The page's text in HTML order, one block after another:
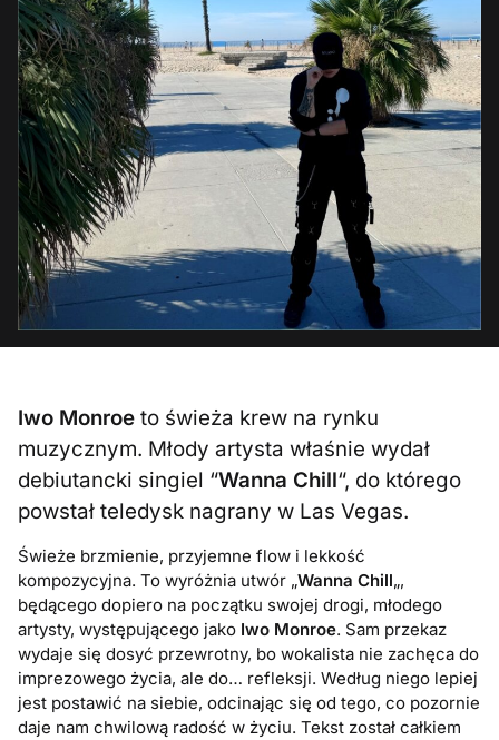
Iwo Monroe to świeża krew na rynku
muzycznym. Młody artysta właśnie wydał
debiutancki singiel “Wanna Chill“, do którego
powstał teledysk nagrany w Las Vegas.
Świeże brzmienie, przyjemne flow i lekkość
kompozycyjna. To wyróżnia utwór „Wanna Chill„,
będącego dopiero na początku swojej drogi, młodego
artysty, występującego jako Iwo Monroe. Sam przekaz
wydaje się dosyć przewrotny, bo wokalista nie zachęca do
imprezowego życia, ale do… refleksji. Według niego lepiej
jest postawić na siebie, odcinając się od tego, co pozornie
daje nam chwilową radość w życiu. Tekst został całkiem